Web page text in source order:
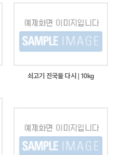
쇠고기 진국물 다시 | 10kg